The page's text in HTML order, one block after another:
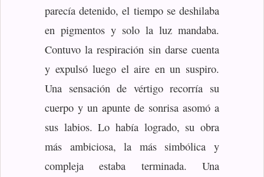
parecía detenido, el tiempo se deshilaba
en pigmentos y solo la luz mandaba.
Contuvo la respiración sin darse cuenta
y expulsó luego el aire en un suspiro.
Una sensación de vértigo recorría su
cuerpo y un apunte de sonrisa asomó a
sus labios. Lo había logrado, su obra
más ambiciosa, la más simbólica y
compleja estaba terminada. Una